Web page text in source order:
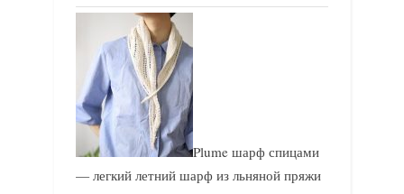
Plume шарф спицами
— легкий летний шарф из льняной пряжи